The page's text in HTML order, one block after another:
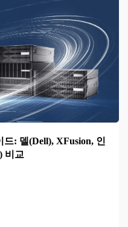
: 델(Dell), XFusion, 인
비교